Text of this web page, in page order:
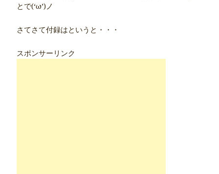
とで(‘ω’)ノ
さてさて付録はというと・・・
スポンサーリンク